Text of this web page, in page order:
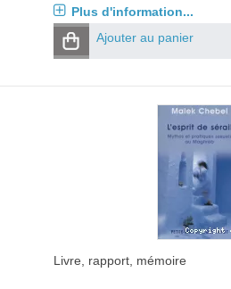
Plus d'information...
Ajouter au panier
Livre, rapport, mémoire